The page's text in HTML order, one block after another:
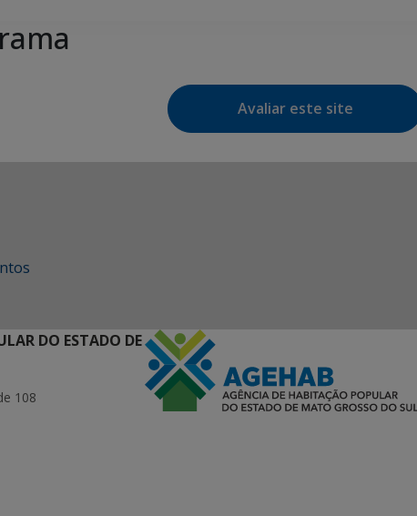
Avaliar este site
DO ESTADO DE
108